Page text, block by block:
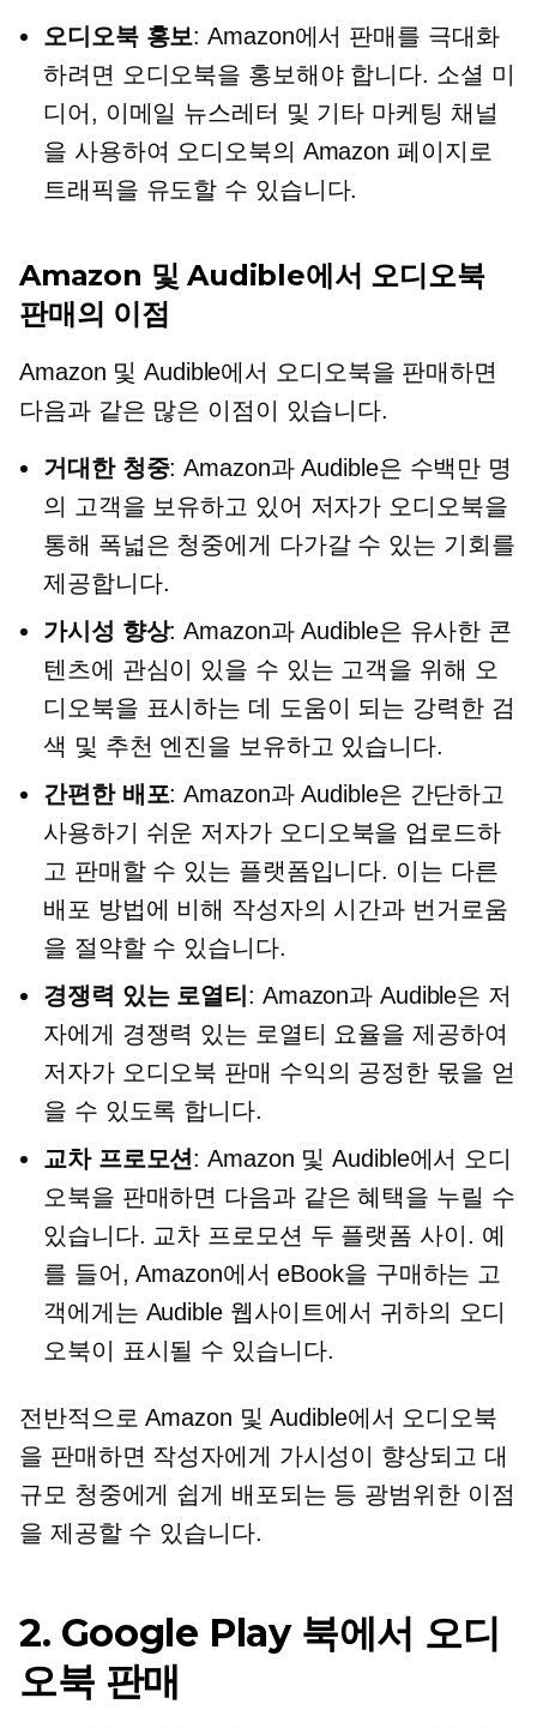
오디오북 홍보: Amazon에서 판매를 극대화
하려면 오디오북을 홍보해야 합니다. 소셜 미
디어, 이메일 뉴스레터 및 기타 마케팅 채널
을 사용하여 오디오북의 Amazon 페이지로
트래픽을 유도할 수 있습니다.
Amazon 및 Audible에서 오디오북
판매의 이점
Amazon 및 Audible에서 오디오북을 판매하면
다음과 같은 많은 이점이 있습니다.
거대한 청중: Amazon과 Audible은 수백만 명
의 고객을 보유하고 있어 저자가 오디오북을
통해 폭넓은 청중에게 다가갈 수 있는 기회를
제공합니다.
가시성 향상: Amazon과 Audible은 유사한 콘
텐츠에 관심이 있을 수 있는 고객을 위해 오
디오북을 표시하는 데 도움이 되는 강력한 검
색 및 추천 엔진을 보유하고 있습니다.
간편한 배포: Amazon과 Audible은 간단하고
사용하기 쉬운 저자가 오디오북을 업로드하
고 판매할 수 있는 플랫폼입니다. 이는 다른
배포 방법에 비해 작성자의 시간과 번거로움
을 절약할 수 있습니다.
경쟁력 있는 로열티 : Amazon과 Audible은 저
자에게 경쟁력 있는 로열티 요율을 제공하여
저자가 오디오북 판매 수익의 공정한 몫을 얻
을 수 있도록 합니다.
교차 프로모션 : Amazon 및 Audible에서 오디
오북을 판매하면 다음과 같은 혜택을 누릴 수
있습니다. 교차 프로모션 두 플랫폼 사이. 예
를 들어, Amazon에서 eBook을 구매하는 고
객에게는 Audible 웹사이트에서 귀하의 오디
오북이 표시될 수 있습니다.
전반적으로 Amazon 및 Audible에서 오디오북
을 판매하면 작성자에게 가시성이 향상되고 대
규모 청중에게 쉽게 배포되는 등 광범위한 이점
을 제공할 수 있습니다.
2. Google Play 북에서 오디
오북 판매